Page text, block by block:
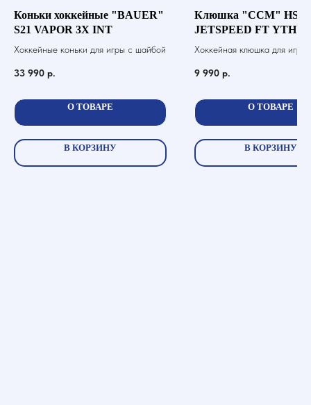
Коньки хоккейные "BAUER"
S21 VAPOR 3X INT
Хоккейные коньки для игры с шайбой
33 990 р.
О ТОВАРЕ
В КОРЗИНУ
Клюшка "CCM" HS
JETSPEED FT YTH
Хоккейная клюшка для игры
9 990 р.
О ТОВАРЕ
В КОРЗИНУ